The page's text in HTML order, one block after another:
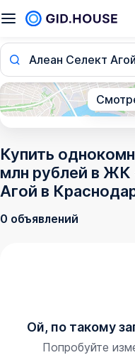
Алеан Селект Агой
Купить
млн рублей в ЖК
Агой в
0 объявлений
Ой, по такому
Попробуйте